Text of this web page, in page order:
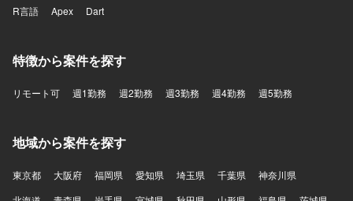
R言語
Apex Dart
特徴から案件を探す
リモート可 週1勤務 週2勤務 週3勤務 週4勤務 週5勤務
地域から案件を探す
東京都 大阪府 福岡県 愛知県 埼玉県 千葉県
神奈川県